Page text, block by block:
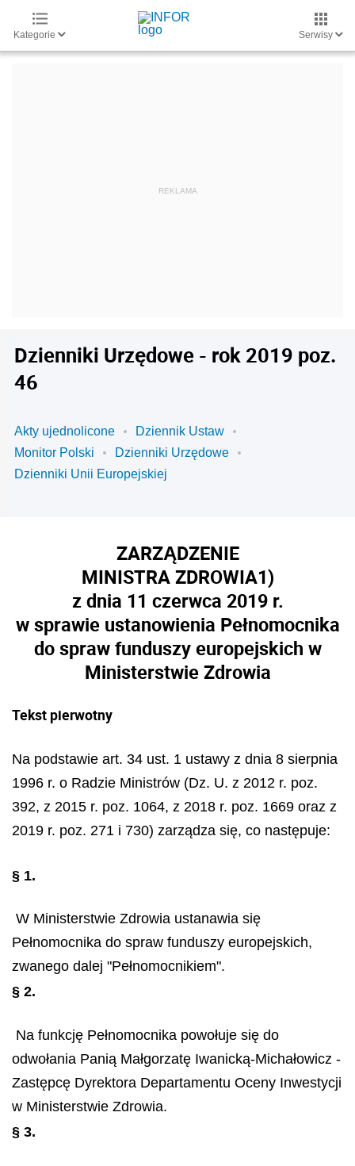
Kategorie Serwisy
Dzienniki Urzędowe - rok 2019 poz.
46
Akty ujednolicone
Dziennik Ustaw
Monitor Polski
Dzienniki Urzędowe
Dzienniki Unii Europejskiej
ZARZĄDZENIE
MINISTRA ZDROWIA1)
z dnia 11 czerwca 2019 r.
w sprawie ustanowienia Pełnomocnika
do spraw funduszy europejskich w
Ministerstwie Zdrowia
Tekst pierwotny
Na podstawie art. 34 ust. 1 ustawy z dnia 8 sierpnia
1996 r. o Radzie Ministrów (Dz. U. z 2012 r. poz.
392, z 2015 r. poz. 1064, z 2018 r. poz. 1669 oraz z
2019 r. poz. 271 i 730) zarządza się, co następuje:
§ 1.
W Ministerstwie Zdrowia ustanawia się
Pełnomocnika do spraw funduszy europejskich,
zwanego dalej "Pełnomocnikiem".
§ 2.
Na funkcję Pełnomocnika powołuje się do
odwołania Panią Małgorzatę Iwanicką-Michałowicz -
Zastępcę Dyrektora Departamentu Oceny Inwestycji
w Ministerstwie Zdrowia.
§ 3.